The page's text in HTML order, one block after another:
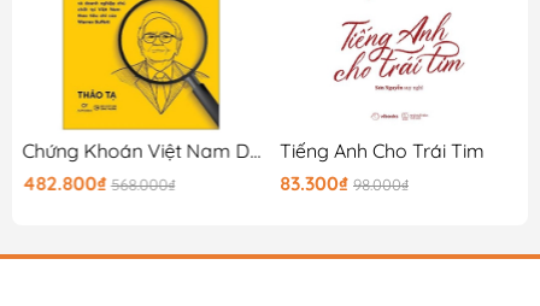
Chứng Khoán Việt Nam Dưới Lăng Kính Warren Buffet
482.800₫ 568.000₫
Tiếng Anh Cho Trái Tim
83.300₫ 98.000₫